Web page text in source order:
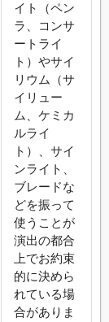
イト（ペン
ラ、コンサ
ートライ
ト）やサイ
リウム（サ
イリュー
ム、ケミカ
ルライ
ト）、サイ
ンライト、
ブレードな
どを振って
使うことが
演出の都合
上でお約束
的に決めら
れている場
合がありま